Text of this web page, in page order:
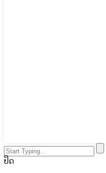
ປິດ